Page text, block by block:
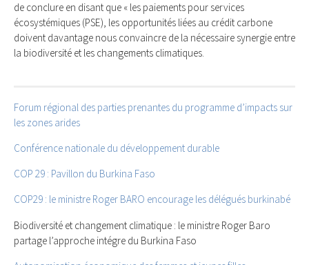
de conclure en disant que « les paiements pour services
écosystémiques (PSE), les opportunités liées au crédit carbone
doivent davantage nous convaincre de la nécessaire synergie entre
la biodiversité et les changements climatiques.
Forum régional des parties prenantes du programme d’impacts sur
les zones arides
Conférence nationale du développement durable
COP 29 : Pavillon du Burkina Faso
COP29 : le ministre Roger BARO encourage les délégués burkinabé
Biodiversité et changement climatique : le ministre Roger Baro
partage l’approche intégre du Burkina Faso